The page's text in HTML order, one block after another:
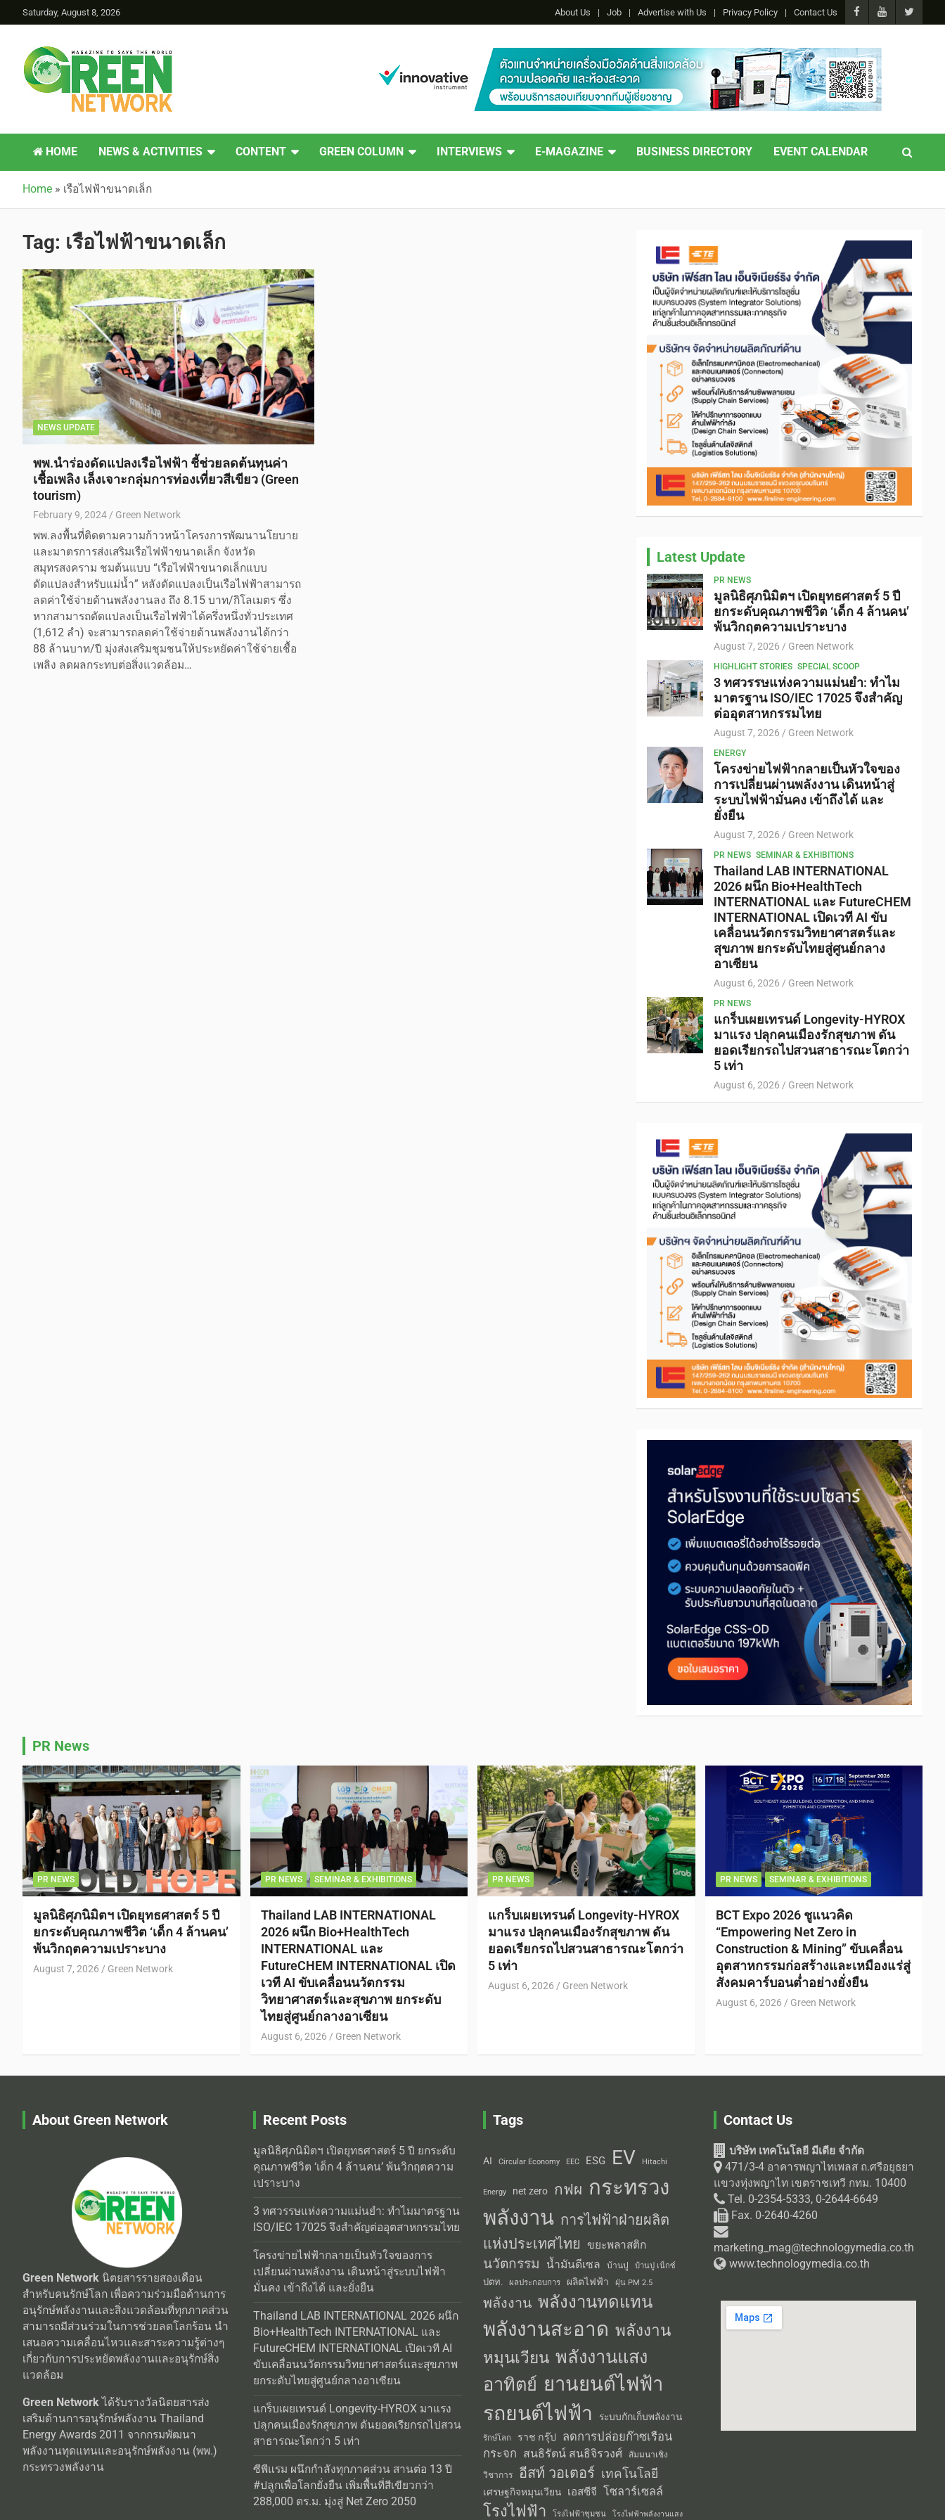
Saturday, August 8, 2026 About Us Job Advertise with Us Privacy Policy Contact Us
Green Network
HOME NEWS & ACTIVITIES CONTENT GREEN COLUMN INTERVIEWS E-MAGAZINE BUSINESS DIRECTORY EVENT CALENDAR
Home » เรือไฟฟ้าขนาดเล็ก
Tag: เรือไฟฟ้าขนาดเล็ก
NEWS UPDATE
พพ.นำร่องดัดแปลงเรือไฟฟ้า ชี้ช่วยลดต้นทุนค่า
เชื้อเพลิง เล็งเจาะกลุ่มการท่องเที่ยวสีเขียว (Green
tourism)
February 9, 2024 Green Network
พพ.ลงพื้นที่ติดตามความก้าวหน้าโครงการพัฒนานโยบาย
และมาตรการส่งเสริมเรือไฟฟ้าขนาดเล็ก จังหวัด
สมุทรสงคราม ชมต้นแบบ “เรือไฟฟ้าขนาดเล็กแบบ
ดัดแปลงสำหรับแม่น้ำ” หลังดัดแปลงเป็นเรือไฟฟ้าสามารถ
ลดค่าใช้จ่ายด้านพลังงานลง ถึง 8.15 บาท/กิโลเมตร ซึ่ง
หากสามารถดัดแปลงเป็นเรือไฟฟ้าได้ครึ่งหนึ่งทั่วประเทศ
(1,612 ลำ) จะสามารถลดค่าใช้จ่ายด้านพลังงานได้กว่า
88 ล้านบาท/ปี มุ่งส่งเสริมชุมชนให้ประหยัดค่าใช้จ่ายเชื้อ
เพลิง ลดผลกระทบต่อสิ่งแวดล้อม…
Latest Update
PR NEWS
มูลนิธิศุภนิมิตฯ เปิดยุทธศาสตร์ 5 ปี
ยกระดับคุณภาพชีวิต ‘เด็ก 4 ล้านคน’
พ้นวิกฤตความเปราะบาง
August 7, 2026 Green Network
HIGHLIGHT STORIES SPECIAL SCOOP
3 ทศวรรษแห่งความแม่นยำ: ทำไม
มาตรฐาน ISO/IEC 17025 จึงสำคัญ
ต่ออุตสาหกรรมไทย
August 7, 2026 Green Network
ENERGY
โครงข่ายไฟฟ้ากลายเป็นหัวใจของ
การเปลี่ยนผ่านพลังงาน เดินหน้าสู่
ระบบไฟฟ้ามั่นคง เข้าถึงได้ และ
ยั่งยืน
August 7, 2026 Green Network
PR NEWS SEMINAR & EXHIBITIONS
Thailand LAB INTERNATIONAL
2026 ผนึก Bio+HealthTech
INTERNATIONAL และ FutureCHEM
INTERNATIONAL เปิดเวที AI ขับ
เคลื่อนนวัตกรรมวิทยาศาสตร์และ
สุขภาพ ยกระดับไทยสู่ศูนย์กลาง
อาเซียน
August 6, 2026 Green Network
PR NEWS
แกร็บเผยเทรนด์ Longevity-HYROX
มาแรง ปลุกคนเมืองรักสุขภาพ ดัน
ยอดเรียกรถไปสวนสาธารณะโตกว่า
5 เท่า
August 6, 2026 Green Network
PR News
PR NEWS
มูลนิธิศุภนิมิตฯ เปิดยุทธศาสตร์ 5 ปี
ยกระดับคุณภาพชีวิต ‘เด็ก 4 ล้านคน’
พ้นวิกฤตความเปราะบาง
August 7, 2026 Green Network
PR NEWS SEMINAR & EXHIBITIONS
Thailand LAB INTERNATIONAL
2026 ผนึก Bio+HealthTech
INTERNATIONAL และ
FutureCHEM INTERNATIONAL เปิด
เวที AI ขับเคลื่อนนวัตกรรม
วิทยาศาสตร์และสุขภาพ ยกระดับ
ไทยสู่ศูนย์กลางอาเซียน
August 6, 2026 Green Network
PR NEWS
แกร็บเผยเทรนด์ Longevity-HYROX
มาแรง ปลุกคนเมืองรักสุขภาพ ดัน
ยอดเรียกรถไปสวนสาธารณะโตกว่า
5 เท่า
August 6, 2026 Green Network
PR NEWS SEMINAR & EXHIBITIONS
BCT Expo 2026 ชูแนวคิด
“Empowering Net Zero in
Construction & Mining” ขับเคลื่อน
อุตสาหกรรมก่อสร้างและเหมืองแร่สู่
สังคมคาร์บอนต่ำอย่างยั่งยืน
August 6, 2026 Green Network
About Green Network
Green Network นิตยสารรายสองเดือน
สำหรับคนรักษ์โลก เพื่อความร่วมมือด้านการ
อนุรักษ์พลังงานและสิ่งแวดล้อมที่ทุกภาคส่วน
สามารถมีส่วนร่วมในการช่วยลดโลกร้อน นำ
เสนอความเคลื่อนไหวและสาระความรู้ต่างๆ
เกี่ยวกับการประหยัดพลังงานและอนุรักษ์สิ่ง
แวดล้อม
Green Network ได้รับรางวัลนิตยสารส่ง
เสริมด้านการอนุรักษ์พลังงาน Thailand
Energy Awards 2011 จากกรมพัฒนา
พลังงานทุดแทนและอนุรักษ์พลังงาน (พพ.)
กระทรวงพลังงาน
Recent Posts
มูลนิธิศุภนิมิตฯ เปิดยุทธศาสตร์ 5 ปี ยกระดับ
คุณภาพชีวิต ‘เด็ก 4 ล้านคน’ พ้นวิกฤตความ
เปราะบาง
3 ทศวรรษแห่งความแม่นยำ: ทำไมมาตรฐาน
ISO/IEC 17025 จึงสำคัญต่ออุตสาหกรรมไทย
โครงข่ายไฟฟ้ากลายเป็นหัวใจของการ
เปลี่ยนผ่านพลังงาน เดินหน้าสู่ระบบไฟฟ้า
มั่นคง เข้าถึงได้ และยั่งยืน
Thailand LAB INTERNATIONAL 2026 ผนึก
Bio+HealthTech INTERNATIONAL และ
FutureCHEM INTERNATIONAL เปิดเวที AI
ขับเคลื่อนนวัตกรรมวิทยาศาสตร์และสุขภาพ
ยกระดับไทยสู่ศูนย์กลางอาเซียน
แกร็บเผยเทรนด์ Longevity-HYROX มาแรง
ปลุกคนเมืองรักสุขภาพ ดันยอดเรียกรถไปสวน
สาธารณะโตกว่า 5 เท่า
ซีพีแรม ผนึกกำลังทุกภาคส่วน สานต่อ 13 ปี
#ปลูกเพื่อโลกยั่งยืน เพิ่มพื้นที่สีเขียวกว่า
288,000 ตร.ม. มุ่งสู่ Net Zero 2050
Tags
AI Circular Economy EEC ESG EV Hitachi
Energy net zero กฟผ กระทรวง
พลังงาน การไฟฟ้าฝ่ายผลิต
แห่งประเทศไทย
ขยะพลาสติก
นวัตกรรม น้ำมันดีเซล บ้านปู บ้านปู เน็กซ์
ปตท. ผลประกอบการ ผลิตไฟฟ้า ฝุ่น PM 2.5
พลังงาน พลังงานทดแทน
พลังงานสะอาด พลังงาน
หมุนเวียน พลังงานแสง
อาทิตย์ ยานยนต์ไฟฟ้า
รถยนต์ไฟฟ้า ระบบกักเก็บพลังงาน
รักษ์โลก ราช กรุ๊ป
ลดการปล่อยก๊าซเรือน
กระจก สนธิรัตน์ สนธิจิรวงศ์ สัมมนาเชิง
วิชาการ อีสท์ วอเตอร์ เทคโนโลยี
เศรษฐกิจหมุนเวียน เอสซีจี โซลาร์เซลล์
โรงไฟฟ้า โรงไฟฟ้าชุมชน โรงไฟฟ้าพลังงานแสง
Contact Us
บริษัท เทคโนโลยี มีเดีย จำกัด
471/3-4 อาคารพญาไทเพลส ถ.ศรีอยุธยา
แขวงทุ่งพญาไท เขตราชเทวี กทม. 10400
Tel. 0-2354-5333, 0-2644-6649
Fax. 0-2640-4260
marketing_mag@technologymedia.co.th
www.technologymedia.co.th